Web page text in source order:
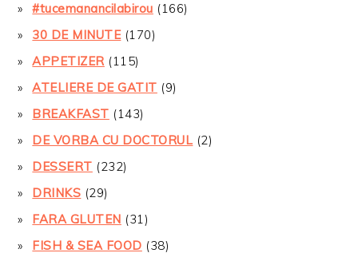
#tucemanancilabirou (166)
30 DE MINUTE(170)
APPETIZER(115)
ATELIERE DE GATIT (9)
BREAKFAST (143)
DE VORBA CU DOCTORUL (2)
DESSERT (232)
DRINKS (29)
FARA GLUTEN (31)
FISH & SEA FOOD (38)